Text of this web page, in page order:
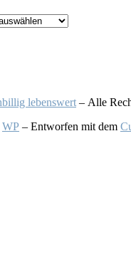
lebenswert – Alle
WP – Entworfen mit dem